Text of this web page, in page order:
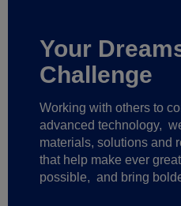
Your
Challenge
Working with others to
advanced technology,
materials, solutions and
that help make ever
possible, and bring